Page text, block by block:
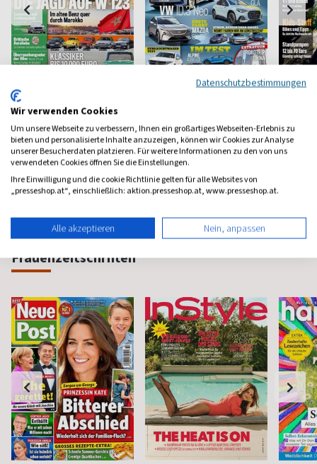
Auto Bild Klassik
Young-und Oldtimer
ab 6,80 €
(monatlich) 4,50
ab 5,10 €
(wöchentlich)
ab
Frauenzeitschriften
Datenschutzbestimmungen
Wir verwenden Cookies
Um unsere Webseite zu verbessern, Ihnen ein großartiges Webseiten-Erlebnis zu
bieten und personalisierte Inhalte anzuzeigen, können wir Cookies zur Analyse
unserer Besucherdaten platzieren. Für weitere Informationen zu den von uns
verwendeten Cookies öffnen Sie die Einstellungen.
Ihre Einwilligung und die cookie Richtlinie gelten für alle Websites von
„presseshop.at“, einschließlich: aktion.presseshop.at, www.presseshop.at.
Alle akzeptieren Nein, anpassen